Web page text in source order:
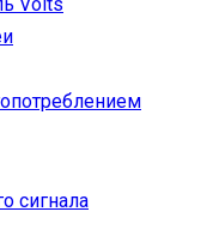
Volts
сигнала